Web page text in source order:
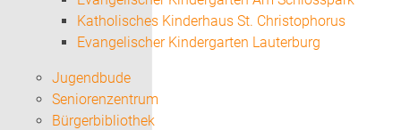
Katholisches Kinderhaus St. Christophorus
Evangelischer Kindergarten Lauterburg
Jugendbude
Seniorenzentrum
Bürgerbibliothek